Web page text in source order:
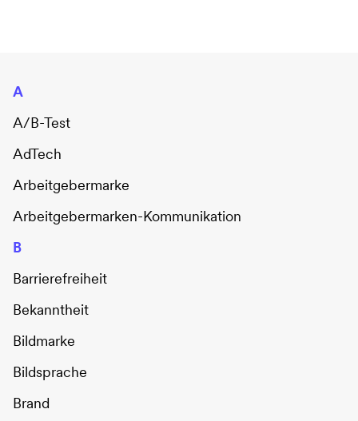
A
A/B-Test
AdTech
Arbeitgebermarke
Arbeitgebermarken-Kommunikation
B
Barrierefreiheit
Bekanntheit
Bildmarke
Bildsprache
Brand